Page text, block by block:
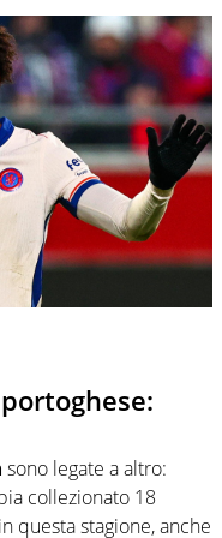
sono legate a altro:
collezionato 18
questa stagione, anche